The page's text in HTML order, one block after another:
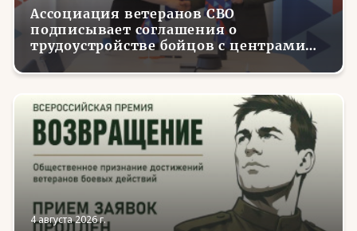
Ассоциация ветеранов СВО
подписывает соглашения о
трудоустройстве бойцов с центрами
занятости в регионах России
4 августа 2026 г.